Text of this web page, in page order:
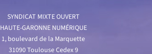
SYNDICAT MIXTE OUVERT
HAUTE-GARONNE NUMÉRIQUE
1, boulevard de la Marquette
31090 Toulouse Cedex 9